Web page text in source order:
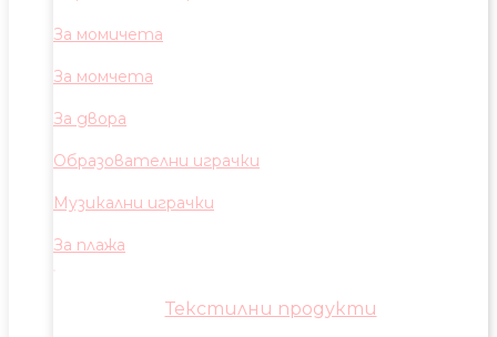
За момичета
За момчета
За двора
Образователни играчки
Музикални играчки
За плажа
Текстилни продукти